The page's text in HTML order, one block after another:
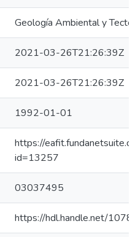
Geología Ambiental y
2021-03-26T21:26:39Z
2021-03-26T21:26:39Z
1992-01-01
https://
id=13257
03037495
https://hdl.handle.net/